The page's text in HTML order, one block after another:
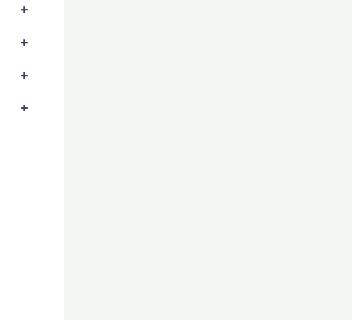
+
+
+
+